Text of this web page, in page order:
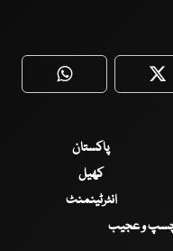
WhatsApp
پاکستان
کھیل
انٹرٹینمنٹ
و عجیب